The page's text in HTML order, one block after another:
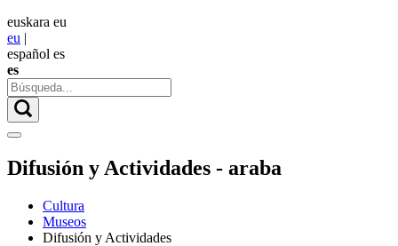
euskara eu
eu |
español es
es
Difusión y Actividades - araba
Cultura
Museos
Difusión y Actividades